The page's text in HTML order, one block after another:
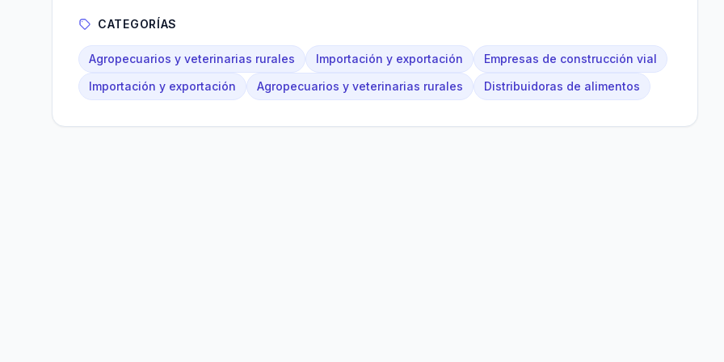
CATEGORÍAS
Agropecuarios y veterinarias rurales Importación y exportación
Empresas de construcción vial
Importación y exportación
Agropecuarios y veterinarias rurales Distribuidoras de alimentos